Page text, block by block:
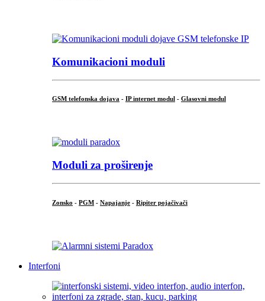
Komunikacioni moduli
GSM telefonska dojava - IP internet modul - Glasovni modul
Moduli za proširenje
Zonsko - PGM - Napajanje - Ripiter pojačivači
Interfoni